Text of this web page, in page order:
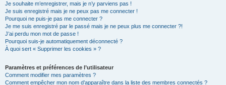
Je souhaite m’enregistrer, mais je n’y parviens pas !
Je suis enregistré mais je ne peux pas me connecter !
Pourquoi ne puis-je pas me connecter ?
Je me suis enregistré par le passé mais je ne peux plus me connecter ?!
J’ai perdu mon mot de passe !
Pourquoi suis-je automatiquement déconnecté ?
À quoi sert « Supprimer les cookies » ?
Paramètres et préférences de l’utilisateur
Comment modifier mes paramètres ?
Comment empêcher mon nom d’apparaître dans la liste des membres connectés ?